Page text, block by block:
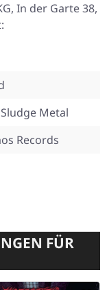
In der Garte 38,
Metal
Records
FÜR